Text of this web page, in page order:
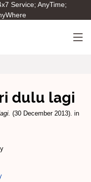
Service; AnyTime;
dulu lagi
(30 December 2013). in